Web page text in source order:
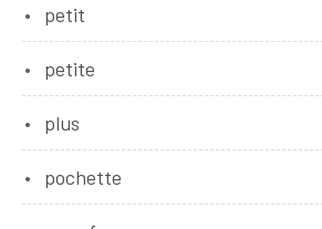
petit
petite
plus
pochette